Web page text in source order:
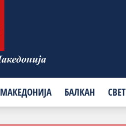
МАКЕДОНИЈА БАЛКАН СВЕТ